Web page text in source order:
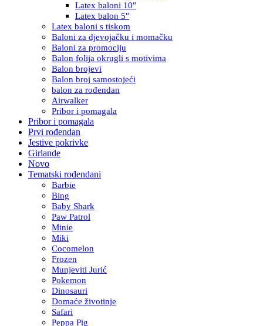
Latex baloni 10″
Latex balon 5″
Latex baloni s tiskom
Baloni za djevojačku i momačku
Baloni za promociju
Balon folija okrugli s motivima
Balon brojevi
Balon broj samostojeći
balon za rođendan
Airwalker
Pribor i pomagala
Pribor i pomagala
Prvi rođendan
Jestive pokrivke
Girlande
Novo
Tematski rođendani
Barbie
Bing
Baby Shark
Paw Patrol
Minie
Miki
Cocomelon
Frozen
Munjeviti Jurić
Pokemon
Dinosauri
Domaće životinje
Safari
Peppa Pig